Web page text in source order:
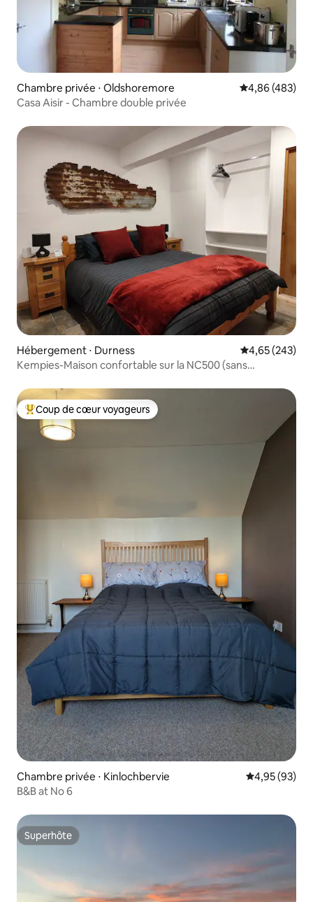
Chambre privée ⋅ Oldshoremore Évaluation
4,86 (483)
Casa Aisir - Chambre double privée
Hébergement ⋅ Durness Évaluation
4,65 (243)
Kempies-Maison confortable sur la NC500 (sans
Coups de cœur voyageurs les plus appréciés
Coup de cœur voyageurs
Chambre privée ⋅ Kinlochbervie Évaluation
4,95 (93)
B&B at No 6
Superhôte
Superhôte